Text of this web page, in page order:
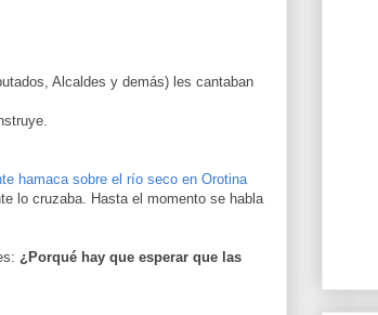
Alcaldes y demás) les cantaban
hamaca sobre el río seco en Orotina
lo cruzaba. Hasta el momento se habla
¿Porqué hay que esperar que las